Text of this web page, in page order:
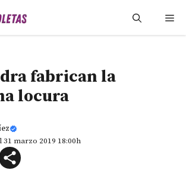
fabrican la
locura
31 marzo 2019 18:00h